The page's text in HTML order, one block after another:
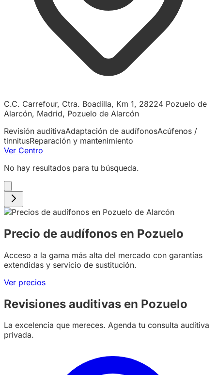
C.C. Carrefour, Ctra. Boadilla, Km 1, 28224 Pozuelo de
Alarcón, Madrid, Pozuelo de Alarcón
Revisión auditivaAdaptación de audífonosAcúfenos /
tinnitusReparación y mantenimiento
Ver Centro
No hay resultados para tu búsqueda.
Precio de audífonos en Pozuelo
Acceso a la gama más alta del mercado con garantías
extendidas y servicio de sustitución.
Ver precios
Revisiones auditivas en Pozuelo
La excelencia que mereces. Agenda tu consulta auditiva
privada.